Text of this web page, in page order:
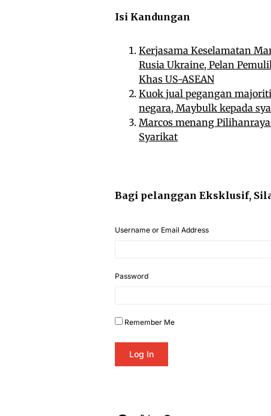
Isi Kandungan
Kerjasama Keselamatan
Rusia Ukraine, Pelan
Khas US-ASEAN
Kuok jual pegangan
negara, Maybulk kepada
Marcos menang
Syarikat
Bagi pelanggan Eksklusif,
Username or Email Address
Password
Remember Me